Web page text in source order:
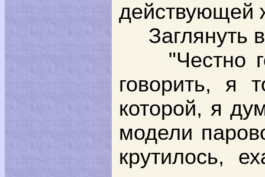
действующей
Заглянуть
"Честно
говорить, я
которой, я
модели
крутилось,